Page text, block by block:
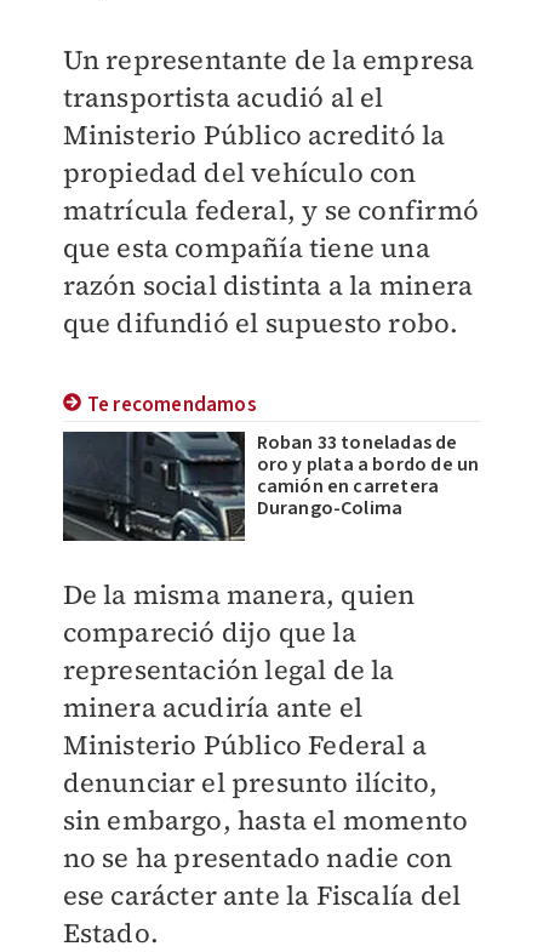
Un representante de la empresa
transportista acudió al el
Ministerio Público acreditó la
propiedad del vehículo con
matrícula federal, y se confirmó
que esta compañía tiene una
razón social distinta a la minera
que difundió el supuesto robo.
Te recomendamos
Roban 33 toneladas de
oro y plata a bordo de un
camión en carretera
Durango-Colima
De la misma manera, quien
compareció dijo que la
representación legal de la
minera acudiría ante el
Ministerio Público Federal a
denunciar el presunto ilícito,
sin embargo, hasta el momento
no se ha presentado nadie con
ese carácter ante la Fiscalía del
Estado.